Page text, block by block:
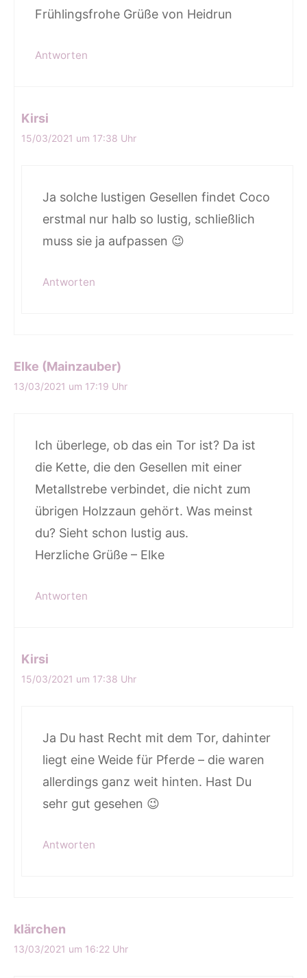
Frühlingsfrohe Grüße von Heidrun
Antworten
Kirsi
15/03/2021 um 17:38 Uhr
Ja solche lustigen Gesellen findet Coco
erstmal nur halb so lustig, schließlich
muss sie ja aufpassen 😉
Antworten
Elke (Mainzauber)
13/03/2021 um 17:19 Uhr
Ich überlege, ob das ein Tor ist? Da ist
die Kette, die den Gesellen mit einer
Metallstrebe verbindet, die nicht zum
übrigen Holzzaun gehört. Was meinst
du? Sieht schon lustig aus.
Herzliche Grüße – Elke
Antworten
Kirsi
15/03/2021 um 17:38 Uhr
Ja Du hast Recht mit dem Tor, dahinter
liegt eine Weide für Pferde – die waren
allerdings ganz weit hinten. Hast Du
sehr gut gesehen 😉
Antworten
klärchen
13/03/2021 um 16:22 Uhr